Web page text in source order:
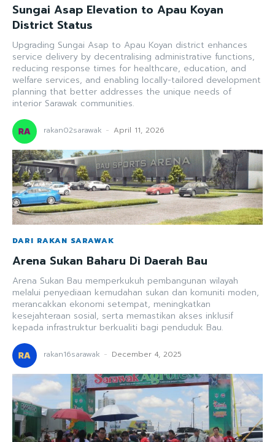
Sungai Asap Elevation to Apau Koyan
District Status
Upgrading Sungai Asap to Apau Koyan district enhances
service delivery by decentralising administrative functions,
reducing response times for healthcare, education, and
welfare services, and enabling locally-tailored development
planning that better addresses the unique needs of
interior Sarawak communities.
rakan02sarawak - April 11, 2026
DARI RAKAN SARAWAK
Arena Sukan Baharu Di Daerah Bau
Arena Sukan Bau memperkukuh pembangunan wilayah
melalui penyediaan kemudahan sukan dan komuniti moden,
merancakkan ekonomi setempat, meningkatkan
kesejahteraan sosial, serta memastikan akses inklusif
kepada infrastruktur berkualiti bagi penduduk Bau.
rakan16sarawak - December 4, 2025